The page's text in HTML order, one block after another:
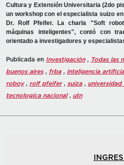
Cultura y Extensión Universitaria (2do
un workshop con el especialista suizo
Dr. Rolf Pfeifer. La charla "Soft
máquinas inteligentes", contó con
orientado a investigadores y
Publicada en Investigación, Todas las
buenos aires, frba, inteligencia
roboy, rolf pfeifer, suiza,
tecnologica nacional, utn